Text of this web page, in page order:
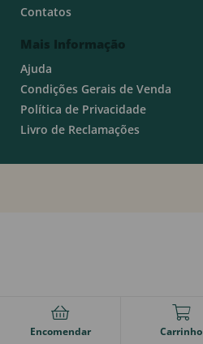
Contatos
Mais Informação
Ajuda
Condições Gerais de Venda
Política de Privacidade
Livro de Reclamações
Encomendar Carrinho